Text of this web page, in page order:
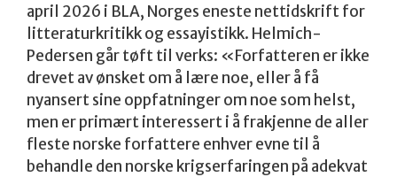
april 2026 i BLA, Norges eneste nettidskrift for
litteraturkritikk og essayistikk. Helmich-
Pedersen går tøft til verks: «Forfatteren er ikke
drevet av ønsket om å lære noe, eller å få
nyansert sine oppfatninger om noe som helst,
men er primært interessert i å frakjenne de aller
fleste norske forfattere enhver evne til å
behandle den norske krigserfaringen på adekvat